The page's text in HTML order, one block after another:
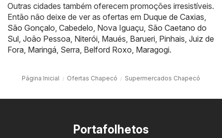
Outras cidades também oferecem promoções irresistíveis.
Então não deixe de ver as ofertas em Duque de Caxias
São Gonçalo Cabedelo Nova Iguaçu São Caetano do
Sul João Pessoa Niterói Maués Barueri Pinhais Juiz de
Fora Maringá Serra Belford Roxo Maragogi.
Página Inicial Ofertas Chapecó Supermercados Chapecó
Portafolhetos